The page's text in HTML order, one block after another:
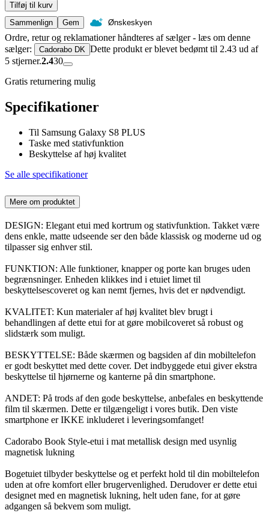
Tilføj til kurv
Sammenlign
Gem Ønskeskyen
Ordre, retur og reklamationer håndteres af sælger - læs om denne
sælger:
Cadorabo DK Dette produkt er blevet bedømt til 2.43 ud af
5 stjerner.2.430
Gratis returnering mulig
Specifikationer
Til Samsung Galaxy S8 PLUS
Taske med stativfunktion
Beskyttelse af høj kvalitet
Se alle specifikationer
Mere om produktet
DESIGN: Elegant etui med kortrum og stativfunktion. Takket være
dens enkle, matte udseende ser den både klassisk og moderne ud og
tilpasser sig enhver stil.
FUNKTION: Alle funktioner, knapper og porte kan bruges uden
begrænsninger. Enheden klikkes ind i etuiet limet til
beskyttelsescoveret og kan nemt fjernes, hvis det er nødvendigt.
KVALITET: Kun materialer af høj kvalitet blev brugt i
behandlingen af dette etui for at gøre mobilcoveret så robust og
slidstærk som muligt.
BESKYTTELSE: Både skærmen og bagsiden af din mobiltelefon
er godt beskyttet med dette cover. Det indbyggede etui giver ekstra
beskyttelse til hjørnerne og kanterne på din smartphone.
ANDET: På trods af den gode beskyttelse, anbefales en beskyttende
film til skærmen. Dette er tilgængeligt i vores butik. Den viste
smartphone er IKKE inkluderet i leveringsomfanget!
Cadorabo Book Style-etui i mat metallisk design med usynlig
magnetisk lukning
Bogetuiet tilbyder beskyttelse og et perfekt hold til din mobiltelefon
uden at ofre komfort eller brugervenlighed. Derudover er dette etui
designet med en magnetisk lukning, helt uden fane, for at gøre
adgangen så bekvem som muligt.